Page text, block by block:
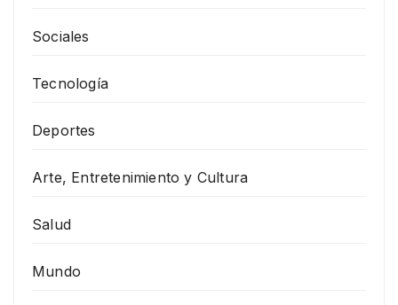
Sociales
Tecnología
Deportes
Arte, Entretenimiento y Cultura
Salud
Mundo